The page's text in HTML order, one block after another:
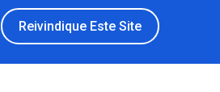
Reivindique Este Site